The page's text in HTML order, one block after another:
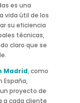
es una
vida útil de los
su eficiencia
técnicas,
claro que se
Madrid, como
España,
proyecto de
a cada cliente